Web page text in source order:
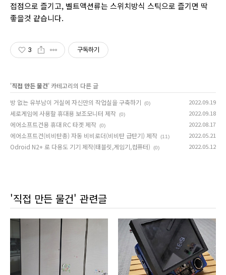
접점으로 즐기고, 벨트액션류는 스위치방식 스틱으로 즐기면 딱
좋을것 같습니다.
3 구독하기
'직접 만든 물건' 카테고리의 다른 글
방 없는 유부남이 거실에 자신만의 작업실을 구축하기
(0) 2022.09.19
세로게임에 사용할 휴대용 보조모니터 제작 (0) 2022.09.18
에어소프트건용 휴대 RC 타겟 제작 (0) 2022.08.17
에어소프트건(비비탄총) 자동 비비로더(비비탄 급탄기) 제작 (11) 2022.05.21
Odroid N2+ 로 다용도 기기 제작(태블릿,게임기,컴퓨터) (0) 2022.05.12
'직접 만든 물건' 관련글